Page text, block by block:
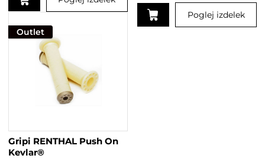
Poglej izdelek
Outlet
Gripi RENTHAL Push On
Kevlar®